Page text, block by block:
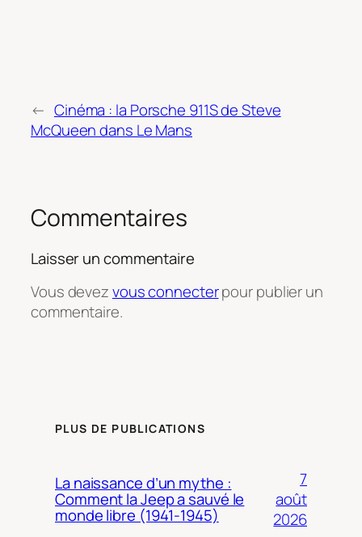
← Cinéma : la Porsche 911S de Steve
McQueen dans Le Mans
Commentaires
Laisser un commentaire
Vous devezvous connecterpour publier un
commentaire.
PLUS DE PUBLICATIONS
La naissance d’un mythe :
Comment la Jeep a sauvé le
monde libre (1941-1945)
7
août
2026